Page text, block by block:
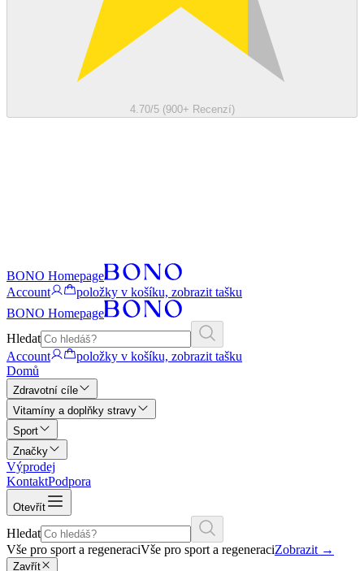
4.70/5 (900+ Recenzí)
BONO Homepage
Account
položky v košíku, zobrazit tašku
BONO Homepage
Hledat
Account
položky v košíku, zobrazit tašku
Domů
Zdravotní cíle
Vitamíny a doplňky stravy
Sport
Značky
Výprodej
KontaktPodpora
Otevřít
Hledat
Vše pro sport a regeneraciVše pro sport a regeneraciZobrazit →
Zavřít